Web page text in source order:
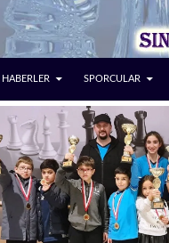
HABERLER SPORCULAR